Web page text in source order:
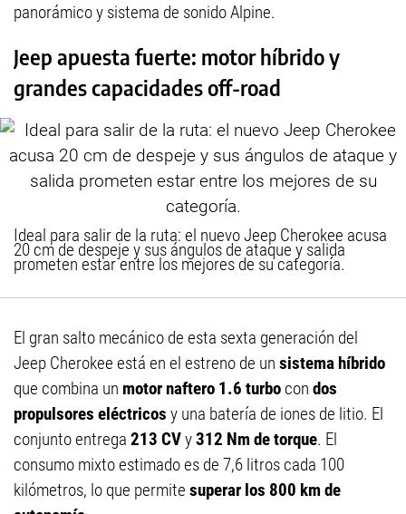
panorámico y sistema de sonido Alpine.
Jeep apuesta fuerte: motor híbrido y
grandes capacidades off-road
Ideal para salir de la ruta: el nuevo Jeep Cherokee acusa
20 cm de despeje y sus ángulos de ataque y salida
prometen estar entre los mejores de su categoría.
El gran salto mecánico de esta sexta generación del
Jeep Cherokee está en el estreno de un sistema híbrido
que combina un motor naftero 1.6 turbo con dos
propulsores eléctricos y una batería de iones de litio. El
conjunto entrega 213 CVy312 Nm de torque. El
consumo mixto estimado es de 7,6 litros cada 100
kilómetros, lo que permite superar los 800 km de